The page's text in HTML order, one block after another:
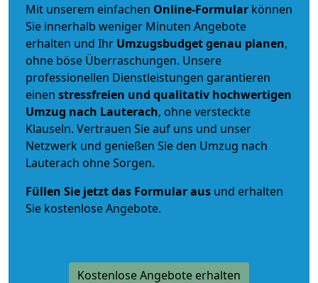
Mit unserem einfachen Online-Formular können
Sie innerhalb weniger Minuten Angebote
erhalten und Ihr Umzugsbudgetgenau planen,
ohne böse Überraschungen. Unsere
professionellen Dienstleistungen garantieren
einen stressfreien und qualitativ hochwertigen
Umzug nach Lauterach, ohne versteckte
Klauseln. Vertrauen Sie auf uns und unser
Netzwerk und genießen Sie den Umzug nach
Lauterach ohne Sorgen.
Füllen Sie jetzt das Formular aus und erhalten
Sie kostenlose Angebote.
Kostenlose Angebote erhalten